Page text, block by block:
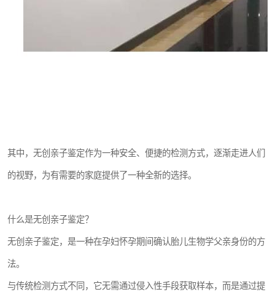
其中，无创亲子鉴定作为一种安全、便捷的检测方式，逐渐走进人们
的视野，为有需要的家庭提供了一种全新的选择。
什么是无创亲子鉴定？
无创亲子鉴定，是一种在孕妇怀孕期间确认胎儿生物学父亲身份的方
法。
与传统检测方式不同，它无需通过侵入性手段获取样本，而是通过提